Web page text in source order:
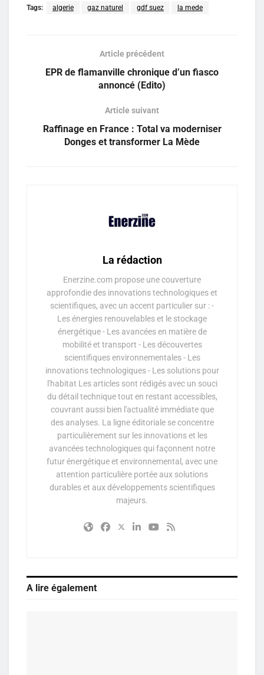
Tags: algerie gaz naturel gdf suez la mede
Article précédent
EPR de flamanville chronique d’un fiasco
annoncé (Edito)
Article suivant
Raffinage en France : Total va moderniser
Donges et transformer La Mède
La rédaction
Enerzine.com propose une couverture
approfondie des innovations technologiques et
scientifiques, avec un accent particulier sur : -
Les énergies renouvelables et le stockage
énergétique - Les avancées en matière de
mobilité et transport - Les découvertes
scientifiques environnementales - Les
innovations technologiques - Les solutions pour
l'habitat Les articles sont rédigés avec un souci
du détail technique tout en restant accessibles,
couvrant aussi bien l'actualité immédiate que
des analyses. La ligne éditoriale se concentre
particulièrement sur les innovations et les
avancées technologiques qui façonnent notre
futur énergétique et environnemental, avec une
attention particulière portée aux solutions
durables et aux développements scientifiques
majeurs.
A lire également